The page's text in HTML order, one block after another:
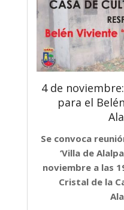
4 de
para el
Se convoca
‘Villa de
noviembre a las
Cristal de la